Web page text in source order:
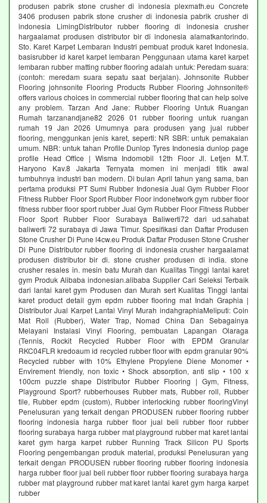
produsen pabrik stone crusher di indonesia plexmath.eu Concrete
3406 produsen pabrik stone crusher di indonesia pabrik crusher di
indonesia LimingDistributor rubber flooring di indonesia crusher
hargaalamat produsen distributor bir di indonesia alamatkantorindo.
Sto. Karet Karpet Lembaran Industri pembuat produk karet Indonesia.
basisrubber id karet karpet lembaran Penggunaan utama karet karpet
lembaran rubber matting rubber flooring adalah untuk: Peredam suara:
(contoh: meredam suara sepatu saat berjalan). Johnsonite Rubber
Flooring johnsonite Flooring Products Rubber Flooring Johnsonite®
offers various choices in commercial rubber flooring that can help solve
any problem. Tarzan And Jane: Rubber Flooring Untuk Ruangan
Rumah tarzanandjane82 2026 01 rubber flooring untuk ruangan
rumah 19 Jan 2026 Umumnya para produsen yang jual rubber
flooring, menggunkan jenis karet, seperti: NR SBR: untuk pemakaian
umum. NBR: untuk tahan Profile Dunlop Tyres Indonesia dunlop page
profile Head Office | Wisma Indomobil 12th Floor Jl. Letjen M.T.
Haryono Kav.8 Jakarta Ternyata momen ini menjadi titik awal
tumbuhnya industri ban modern. Di bulan April tahun yang sama, ban
pertama produksi PT Sumi Rubber Indonesia Jual Gym Rubber Floor
Fitness Rubber Floor Sport Rubber Floor indonetwork gym rubber floor
fitness rubber floor sport rubber Jual Gym Rubber Floor Fitness Rubber
Floor Sport Rubber Floor Surabaya Baliwerti72 dari ud.sahabat
baliwerti 72 surabaya di Jawa Timur. Spesifikasi dan Daftar Produsen
Stone Crusher Di Pune l4cw.eu Produk Daftar Produsen Stone Crusher
Di Pune Distributor rubber flooring di indonesia crusher hargaalamat
produsen distributor bir di. stone crusher produsen di india. stone
crusher resales in. mesin batu Murah dan Kualitas Tinggi lantai karet
gym Produk Alibaba indonesian.alibaba Supplier Cari Seleksi Terbaik
dari lantai karet gym Produsen dan Murah sert Kualitas Tinggi lantai
karet product detail gym epdm rubber flooring mat Indah Graphia |
Distributor Jual Karpet Lantai Vinyl Murah indahgraphiaMeliputi: Coin
Mat Roll (Rubber), Water Trap, Nomad China Dan Sebagainya
Melayani Instalasi Vinyl Flooring, pembuatan Lapangan Olaraga
(Tennis, Rockit Recycled Rubber Floor with EPDM Granular
RKC04FLR kredoaum id recycled rubber floor with epdm granular 90%
Recycled rubber with 10% Ethylene Propylene Diene Monomer •
Envirement friendly, non toxic • Shock absorption, anti slip • 100 x
100cm puzzle shape Distributor Rubber Flooring | Gym, Fitness,
Playground Sport? rubberhouses Rubber mats, Rubber roll, Rubber
tile, Rubber epdm (custom), Rubber interlocking rubber flooringVinyl
Penelusuran yang terkait dengan PRODUSEN rubber flooring rubber
flooring indonesia harga rubber floor jual beli rubber floor rubber
flooring surabaya harga rubber mat playground rubber mat karet lantai
karet gym harga karpet rubber Running Track Silicon PU Sports
Flooring pengembangan produk material, produksi Penelusuran yang
terkait dengan PRODUSEN rubber flooring rubber flooring indonesia
harga rubber floor jual beli rubber floor rubber flooring surabaya harga
rubber mat playground rubber mat karet lantai karet gym harga karpet
rubber